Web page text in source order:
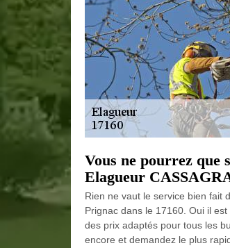
Vous ne pourrez que
Elagueur
Rien ne vaut le service bien fait
Prignac dans le 17160. Oui il
des prix adaptés pour tous les
encore et demandez le plus